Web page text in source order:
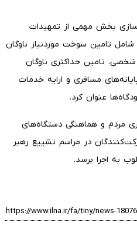
بخش مهمی از تمهیدات
تامین سوخت موردنیاز ناوگان
تامین حداکثری ناوگان
مسافری و ارایه خدمات
عنوان کرد.
مردم و هماهنگی دستگاه‌های
در مراسم تشییع رهبر
به اجرا برسد.